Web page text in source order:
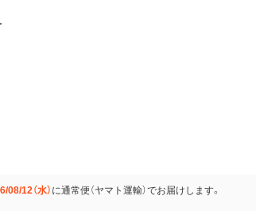
08/12（水） に通常便（ヤマト運輸）でお届けします。